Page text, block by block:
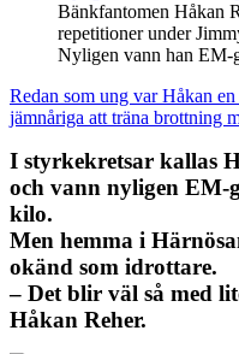
Bänkfantomen Håkan
repetitioner under
Nyligen vann han EM-
Redan som ung var Håkan
jämnåriga att träna brottning
I styrkekretsar kallas
och vann nyligen EM-
kilo.
Men hemma i
okänd som idrottare.
– Det blir väl så med
Håkan Reher.